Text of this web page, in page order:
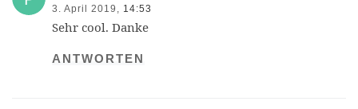
3. April 2019, 14:53
Sehr cool. Danke
ANTWORTEN